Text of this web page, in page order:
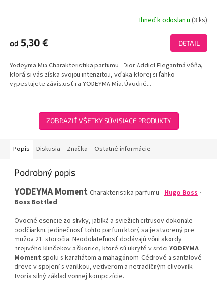
produktu
je
z
5
hviezdičiek.
Ihneď k odoslaniu(3 ks)
od 5,30 € DETAIL
Yodeyma Mia Charakteristika parfumu - Dior Addict Elegantná vôňa,
ktorá si vás získa svojou intenzitou, vďaka ktorej si ľahko
vypestujete závislosť na YODEYMA Mia. Úvodné...
ZOBRAZIŤ VŠETKY SÚVISIACE PRODUKTY
Popis Diskusia Značka Ostatné informácie
Podrobný popis
YODEYMAMoment Charakteristika parfumu -HugoBoss -
Boss Bottled
Ovocné esencie zo slivky, jablká a sviežich citrusovdokonale
podčiarknu jedinečnosť tohto parfum ktorýsa je stvorenýpre
mužov 21. storočia. Neodolateľnosť dodávajú vôni akordy
hrejivého klinčekov a škorice, ktoré sú ukryté v srdci YODEYMA
Moment spolu s karafiátom a mahagónom. Cédrové a santalové
drevo v spojenís vanilkou, vetiverom a netradičným olivovník
tvoria silný základ vonnej kompozície.